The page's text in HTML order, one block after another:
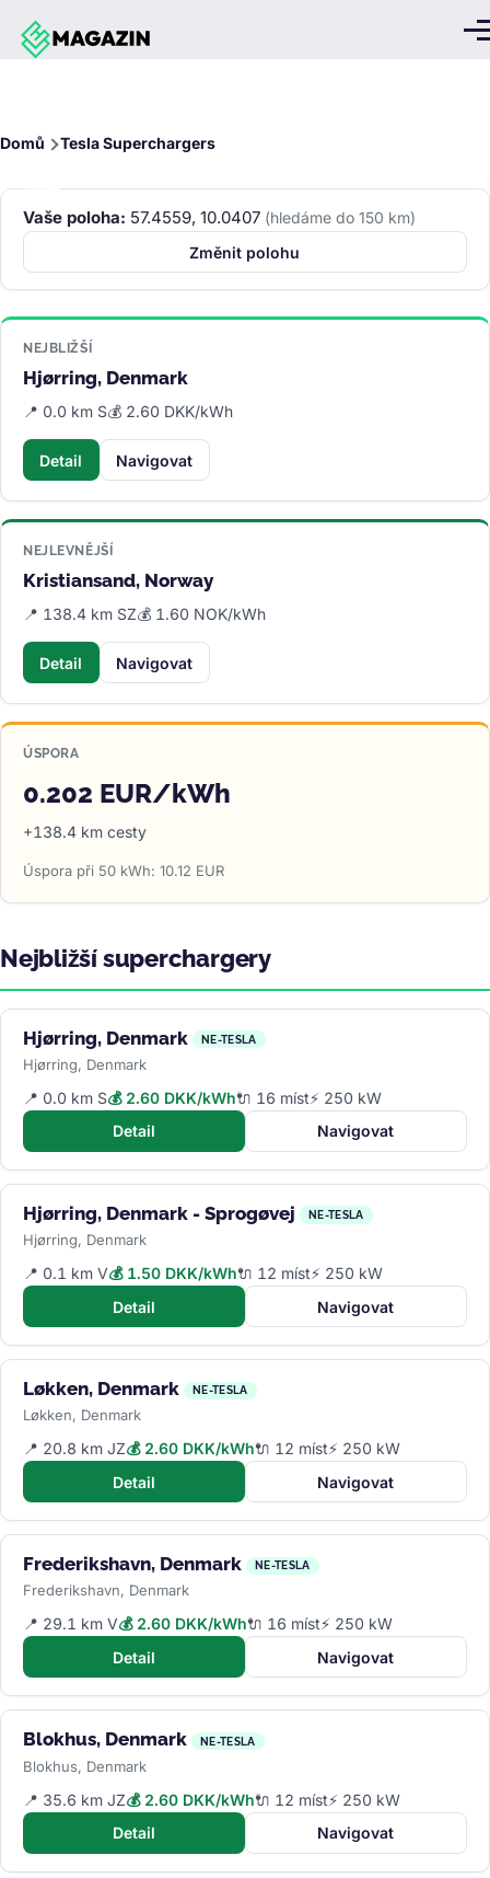
Přejít k hlavnímu obsahu
Domů Tesla Superchargers
Vaše poloha: 57.4559, 10.0407 (hledáme do 150 km)
Změnit polohu
NEJBLIŽŠÍ
Hjørring, Denmark
📍 0.0 km S💰 2.60 DKK/kWh
Detail Navigovat
NEJLEVNĚJŠÍ
Kristiansand, Norway
📍 138.4 km SZ💰 1.60 NOK/kWh
Detail Navigovat
ÚSPORA
0.202 EUR/kWh
+138.4 km cesty
Úspora při 50 kWh: 10.12 EUR
Nejbližší superchargery
Hjørring, Denmark NE-TESLA
Hjørring, Denmark
📍 0.0 km S💰 2.60 DKK/kWh🔌 16 míst⚡ 250 kW
Detail
Navigovat
Hjørring, Denmark - Sprogøvej NE-TESLA
Hjørring, Denmark
📍 0.1 km V💰 1.50 DKK/kWh🔌 12 míst⚡ 250 kW
Detail
Navigovat
Løkken, Denmark NE-TESLA
Løkken, Denmark
📍 20.8 km JZ💰 2.60 DKK/kWh🔌 12 míst⚡ 250 kW
Detail
Navigovat
Frederikshavn, Denmark NE-TESLA
Frederikshavn, Denmark
📍 29.1 km V💰 2.60 DKK/kWh🔌 16 míst⚡ 250 kW
Detail
Navigovat
Blokhus, Denmark NE-TESLA
Blokhus, Denmark
📍 35.6 km JZ💰 2.60 DKK/kWh🔌 12 míst⚡ 250 kW
Detail
Navigovat